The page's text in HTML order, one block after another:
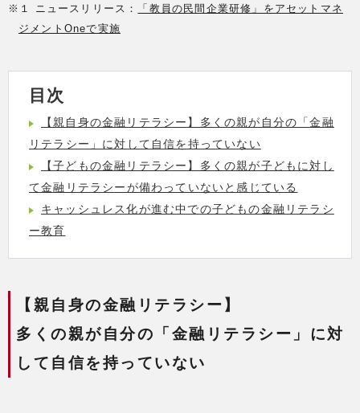
※１ ニュースリリース：
「教員の民間企業研修」をアセットマネ
ジメントOneで実施
目次
【親自身の金融リテラシー】多くの親が自分の「金融
リテラシー」に対して自信を持っていない
【子どもの金融リテラシー】多くの親が子どもに対し
て金融リテラシーが備わっていないと感じている
キャッシュレス化が進む中での子どもの金融リテラシ
ー教育
【親自身の金融リテラシー】
多くの親が自分の「金融リテラシー」に対
して自信を持っていない